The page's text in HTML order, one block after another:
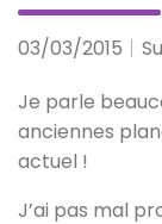
03/03/2015
Je parle
anciennes
actuel !
J’ai pas mal